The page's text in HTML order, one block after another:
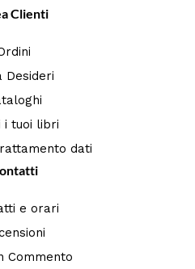
Clienti
Desideri
i tuoi libri
dati
e orari
Commento